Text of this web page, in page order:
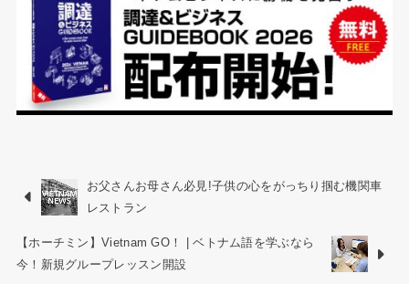
お父さんお母さん必見!子供の心をがっちり掴む機関車
レストラン
【ホーチミン】Vietnam GO！ | ベトナム語を学ぶなら
今！新規グループレッスン開設